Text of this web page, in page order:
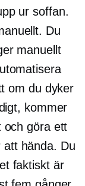
ur soffan.
Du
manuellt
om du dyker
kommer
och göra ett
hända. Du
faktiskt är